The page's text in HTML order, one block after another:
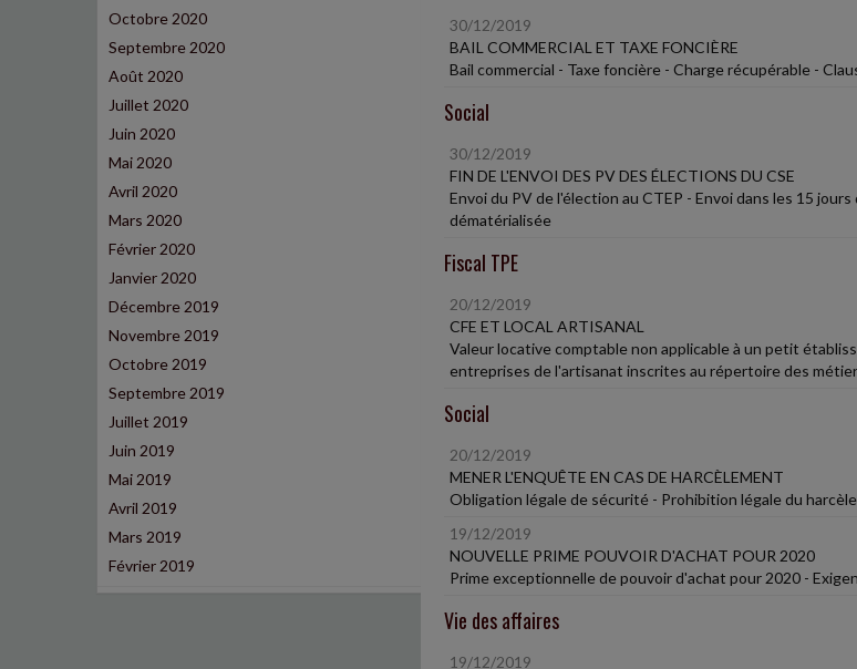
Octobre 2020
Septembre 2020
Août 2020
Juillet 2020
Juin 2020
Mai 2020
Avril 2020
Mars 2020
Février 2020
Janvier 2020
Décembre 2019
Novembre 2019
Octobre 2019
Septembre 2019
Juillet 2019
Juin 2019
Mai 2019
Avril 2019
Mars 2019
Février 2019
30/12/2019
BAIL COMMERCIAL ET TAXE FONCIÈRE
Bail commercial - Taxe foncière - Charge récupérable -
Social
30/12/2019
FIN DE L'ENVOI DES PV DES ÉLECTIONS DU CSE
Envoi du PV de l'élection au CTEP - Envoi dans les 15
dématérialisée
Fiscal TPE
20/12/2019
CFE ET LOCAL ARTISANAL
Valeur locative comptable non applicable à un petit
entreprises de l'artisanat inscrites au répertoire des
Social
20/12/2019
MENER L'ENQUÊTE EN CAS DE HARCÈLEMENT
Obligation légale de sécurité - Prohibition légale du
19/12/2019
NOUVELLE PRIME POUVOIR D'ACHAT POUR 2020
Prime exceptionnelle de pouvoir d'achat pour 2020 -
Vie des affaires
19/12/2019